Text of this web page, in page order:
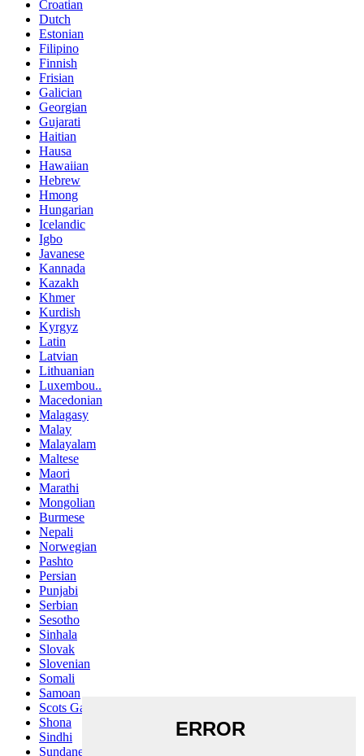
Croatian
Dutch
Estonian
Filipino
Finnish
Frisian
Galician
Georgian
Gujarati
Haitian
Hausa
Hawaiian
Hebrew
Hmong
Hungarian
Icelandic
Igbo
Javanese
Kannada
Kazakh
Khmer
Kurdish
Kyrgyz
Latin
Latvian
Lithuanian
Luxembou..
Macedonian
Malagasy
Malay
Malayalam
Maltese
Maori
Marathi
Mongolian
Burmese
Nepali
Norwegian
Pashto
Persian
Punjabi
Serbian
Sesotho
Sinhala
Slovak
Slovenian
Somali
Samoan
Scots Gaelic
Shona
Sindhi
Sundanese